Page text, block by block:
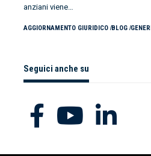
anziani viene…
AGGIORNAMENTO GIURIDICO BLOG
Seguici anche su